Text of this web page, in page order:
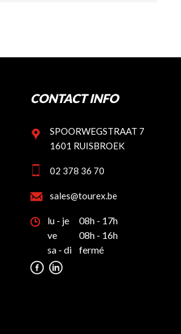
CONTACT INFO
SPOORWEGSTRAAT 7
1601 RUISBROEK
02 378 36 70
sales@tourex.be
lu - je
08h - 17h
ve
08h - 16h
sa - di
fermé